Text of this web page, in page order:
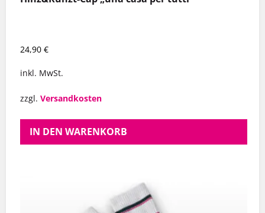
24,90 €
inkl. MwSt.
zzgl. Versandkosten
IN DEN WARENKORB